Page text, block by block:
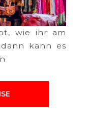
wie ihr am
kann es